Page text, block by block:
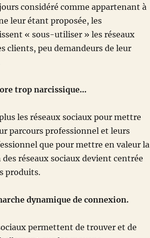
considéré comme appartenant à
leur étant proposée, les
« sous-utiliser » les réseaux
clients, peu demandeurs de leur
trop narcissique…
les réseaux sociaux pour mettre
parcours professionnel et leurs
que pour mettre en valeur la
réseaux sociaux devient centrée
produits.
dynamique de connexion.
permettent de trouver et de